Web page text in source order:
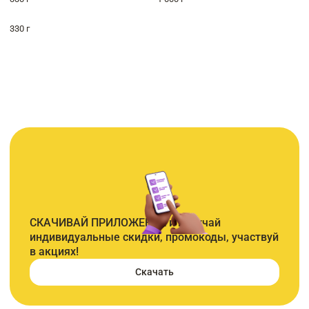
330 г
СКАЧИВАЙ ПРИЛОЖЕНИЕ и получай
индивидуальные скидки, промокоды, участвуй
в акциях!
Скачать